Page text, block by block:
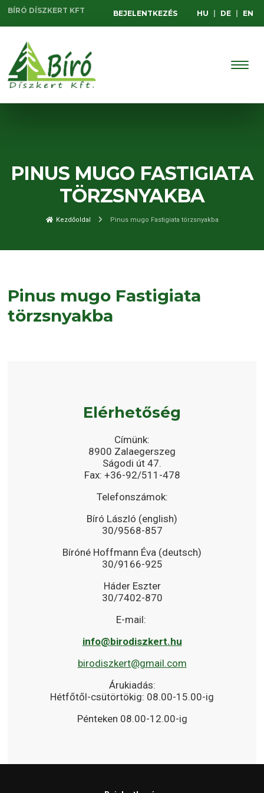
BÍRÓ DÍSZKERT KFT BEJELENTKEZÉS HU DE EN
PINUS MUGO FASTIGIATA
TÖRZSNYAKBA
Kezdőoldal Pinus mugo Fastigiata törzsnyakba
Pinus mugo Fastigiata
törzsnyakba
Elérhetőség
Címünk:
8900 Zalaegerszeg
Ságodi út 47.
Fax: +36-92/511-478
Telefonszámok:
Bíró László (english)
30/9568-857
Bíróné Hoffmann Éva (deutsch)
30/9166-925
Háder Eszter
30/7402-870
E-mail:
info@birodiszkert.hu
birodiszkert@gmail.com
Árukiadás:
Hétfőtől-csütörtökig: 08.00-15.00-ig
Pénteken 08.00-12.00-ig